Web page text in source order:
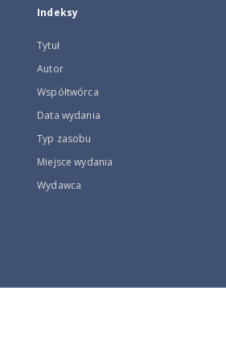
Indeksy
Tytuł
Autor
Współtwórca
Data wydania
Typ zasobu
Miejsce wydania
Wydawca